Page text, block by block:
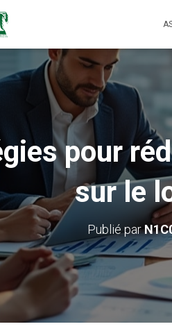
pour
sur le
Publié par